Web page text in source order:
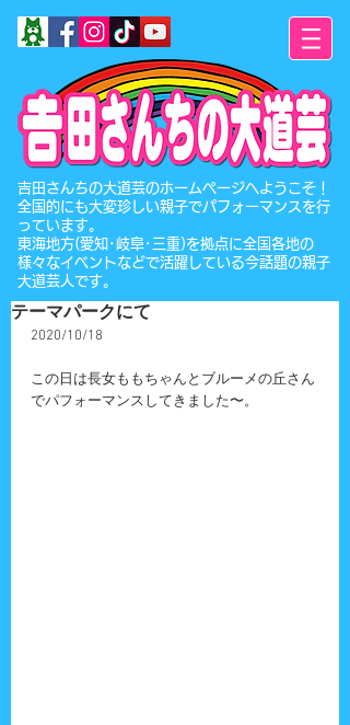
​吉田さんちの大道芸のホームページへようこそ！
全国的にも大変珍しい親子でパフォーマンスを行
っています。
東海地方(愛知･岐阜･三重)を拠点に全国各地の
様々なイベントなどで活躍している今話題の親子
大道芸人です。
テーマパークにて
2020/10/18
この日は長女ももちゃんとブルーメの丘さん
でパフォーマンスしてきました〜。